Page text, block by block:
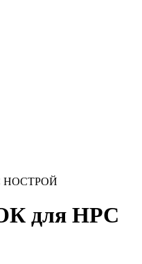
НОСТРОЙ
для НРС